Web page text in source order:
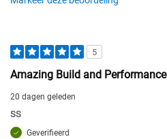
5
Amazing Build and Performance
20 dagen geleden
SS
Geverifieerd